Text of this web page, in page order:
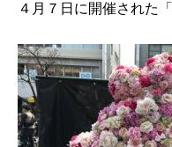
４月７日に開催された